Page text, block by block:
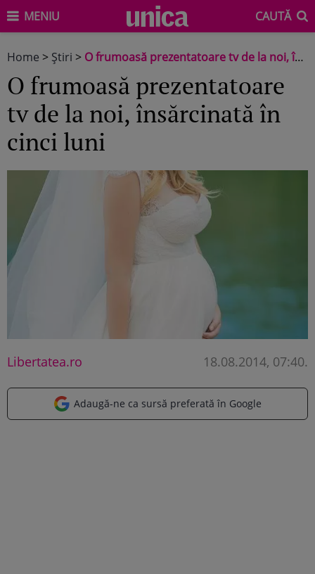
MENIU CAUTĂ
Home > Știri > O frumoasă prezentatoare tv de la noi, însărcinată în cinci luni
O frumoasă prezentatoare
tv de la noi, însărcinată în
cinci luni
Libertatea.ro 18.08.2014, 07:40.
Adaugă-ne ca sursă preferată în Google